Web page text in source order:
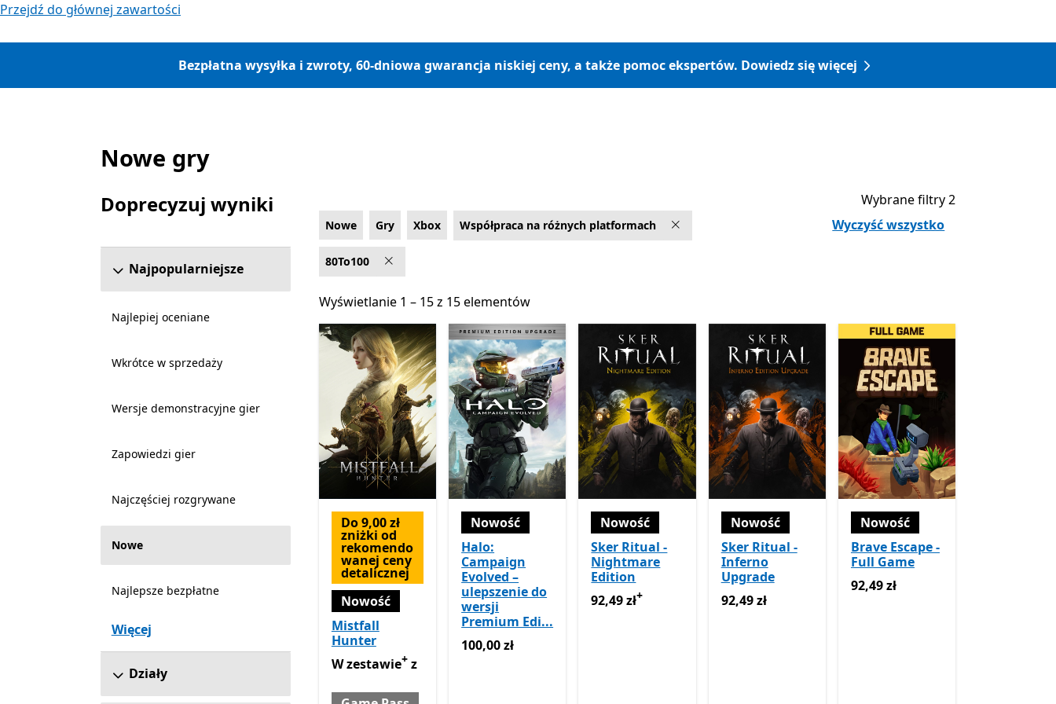
Przejdź do głównej zawartości
Bezpłatna wysyłka i zwroty, 60-dniowa gwarancja niskiej ceny, a także pomoc ekspertów. Dowiedz się więcej
Lista Microsoft.com
Nowe gry
Doprecyzuj wyniki
Pomiń sekcję uściślania wyników
Najpopularniejsze
Najlepiej oceniane
Wkrótce w sprzedaży
Wersje demonstracyjne gier
Zapowiedzi gier
Najczęściej rozgrywane
Nowe
Najlepsze bezpłatne
Więcej
Działy
Nowe Gry Xbox Współpraca na różnych platformach
80To100
Wybrane filtry 2
Wyczyść wszystko
Wyświetlanie 1 – 15 z 15 elementów
Wyświetlanie 1 – 15 z 15 elementów
Do 9,00 zł
zniżki od
rekomendo
wanej ceny
detalicznej
Nowość
Mistfall
Hunter
W zestawie z Game Pass
W zestawie+ z
Nowość
Halo:
Campaign
Evolved –
ulepszenie do
wersji
Premium Edi...
100,00 zł
100,00 zł
Nowość
Sker Ritual -
Nightmare
Edition
92,49 złOferty zakupu w aplikacji
92,49 zł+
Nowość
Sker Ritual -
Inferno
Upgrade
92,49 zł
92,49 zł
Nowość
Brave Escape -
Full Game
92,49 zł
92,49 zł